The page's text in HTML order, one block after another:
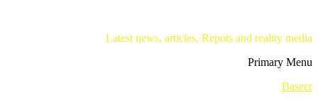
Latest news, articles, Repots and reality media
Primary Menu
Baseer